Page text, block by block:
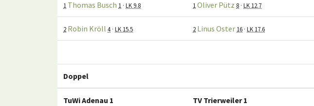
1 Thomas Busch 1 · LK 9.8 1 Oliver Pütz 8 · LK 12.7
2 Robin Kröll 4 · LK 15.5 2 Linus Oster 16 · LK 17.6
Doppel
TuWi Adenau 1 TV Trierweiler 1